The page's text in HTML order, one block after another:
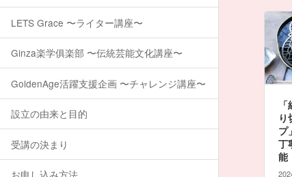
LETS Grace 〜ライター講座〜
Ginza楽学俱楽部 〜伝統芸能文化講座〜
GoldenAge活躍支援企画 〜チャレンジ講座〜
設立の由来と目的
受講の決まり
り
プ
丁
能